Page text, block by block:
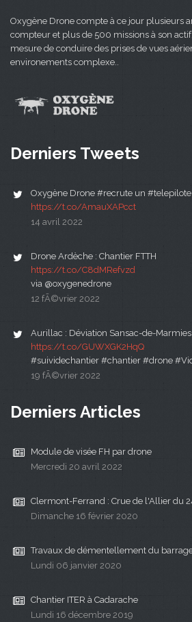
Oxygène Drone compte à ce jour plusieurs
compteur et plus de 500 missions à son
mesure de conduire des prises de vues
environements complexe..
Derniers Tweets
Oxygène Drone #recrute un
https://t.co/AmauXAPcct
14 avril 2022
Drone Ardèche : Chantier FTTH
https://t.co/C8dMRefvzd
via @oxygenedrone
12 fÃ©vrier 2022
Aurillac : Déviation Sansac-de-
https://t.co/GUWXGK2HqQ
#suividechantier #chantier #drone
19 fÃ©vrier 2022
Derniers Articles
Module de visée FH par drone
Mercredi 20 avril 2022
Clermont-Ferrand : Crue de l'Allier du
Dimanche 16 février 2020
Travaux de démentellement du
Lundi 06 janvier 2020
Chantier ITER à Cadarache
Lundi 16 décembre 2019